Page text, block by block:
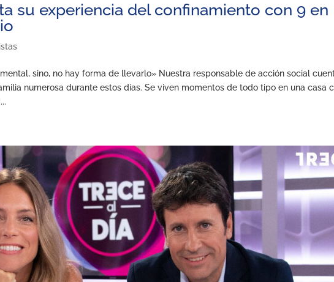
su experiencia del confinamiento con 9 en
sino, no hay forma de llevarlo» Nuestra responsable de acción social
numerosa durante estos días. Se viven momentos de todo tipo en una casa